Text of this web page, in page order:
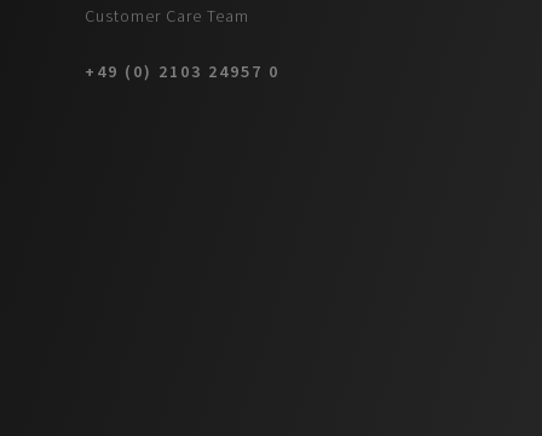
Customer Care Team
+49 (0) 2103 24957 0